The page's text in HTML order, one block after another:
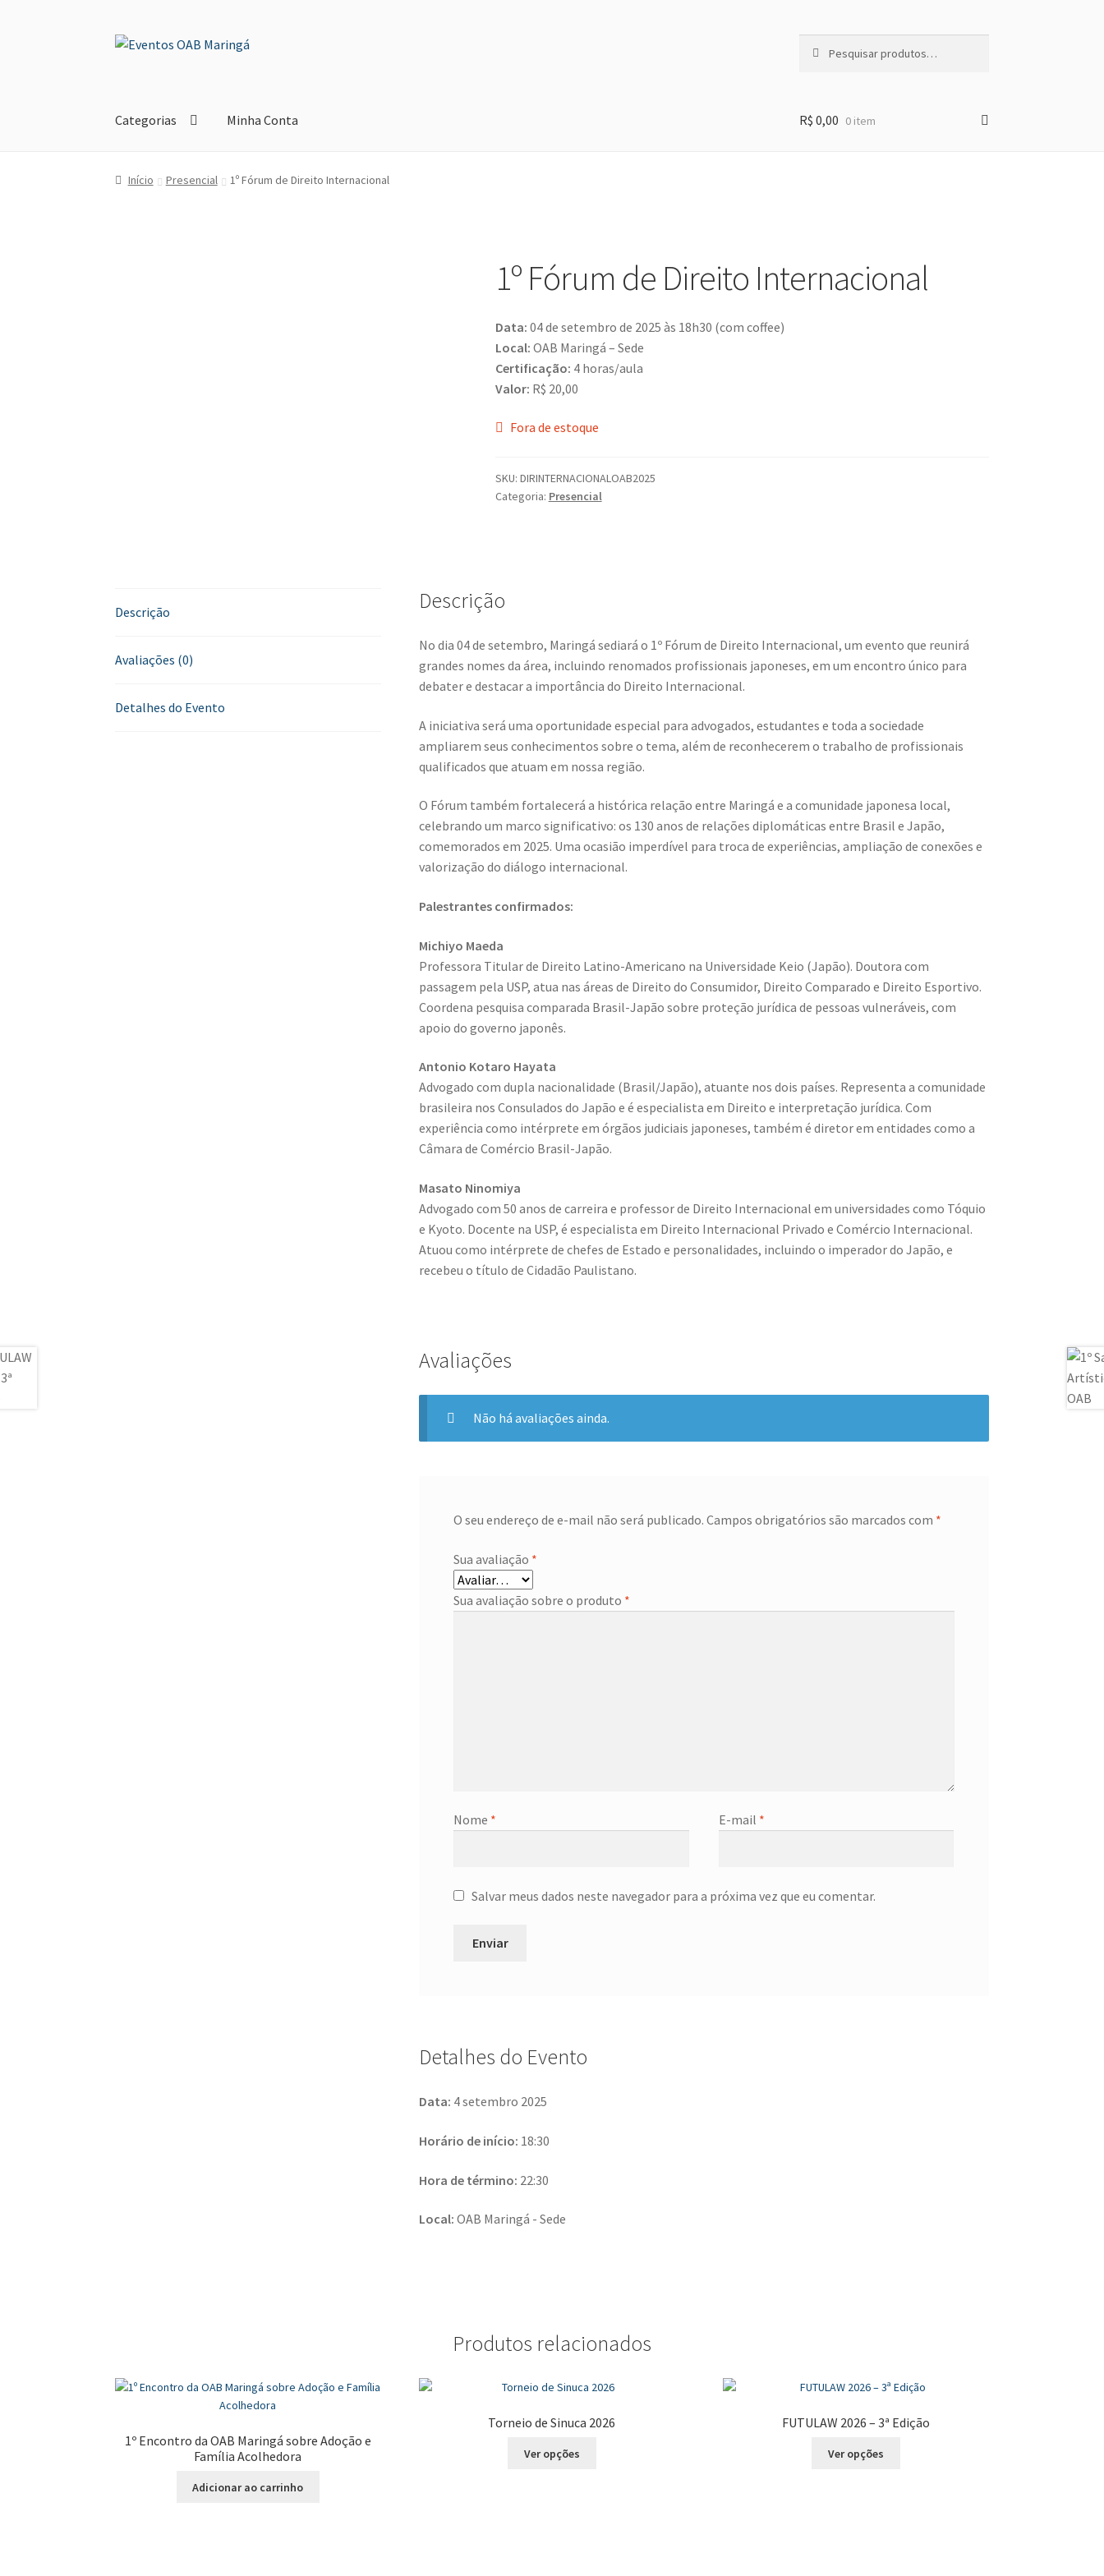
Pular
Pular
por:
Categorias Minha Conta R$ 0,00 0 item
Início Presencial 1º Fórum de Direito Internacional
1º Fórum de Direito Internacional
Data: 04 de setembro de 2025 às 18h30 (com coffee)
Local: OAB Maringá – Sede
Certificação: 4 horas/aula
Valor: R$ 20,00
Fora de estoque
SKU: DIRINTERNACIONALOAB2025
Categoria: Presencial
Descrição
Avaliações (0)
Detalhes do Evento
Descrição
No dia 04 de setembro, Maringá sediará o 1º Fórum de Direito Internacional, um evento que reunirá
grandes nomes da área, incluindo renomados profissionais japoneses, em um encontro único para
debater e destacar a importância do Direito Internacional.
A iniciativa será uma oportunidade especial para advogados, estudantes e toda a sociedade
ampliarem seus conhecimentos sobre o tema, além de reconhecerem o trabalho de profissionais
qualificados que atuam em nossa região.
O Fórum também fortalecerá a histórica relação entre Maringá e a comunidade japonesa local,
celebrando um marco significativo: os 130 anos de relações diplomáticas entre Brasil e Japão,
comemorados em 2025. Uma ocasião imperdível para troca de experiências, ampliação de conexões e
valorização do diálogo internacional.
Palestrantes confirmados:
Michiyo Maeda
Professora Titular de Direito Latino-Americano na Universidade Keio (Japão). Doutora com
passagem pela USP, atua nas áreas de Direito do Consumidor, Direito Comparado e Direito Esportivo.
Coordena pesquisa comparada Brasil-Japão sobre proteção jurídica de pessoas vulneráveis, com
apoio do governo japonês.
Antonio Kotaro Hayata
Advogado com dupla nacionalidade (Brasil/Japão), atuante nos dois países. Representa a comunidade
brasileira nos Consulados do Japão e é especialista em Direito e interpretação jurídica. Com
experiência como intérprete em órgãos judiciais japoneses, também é diretor em entidades como a
Câmara de Comércio Brasil-Japão.
Masato Ninomiya
Advogado com 50 anos de carreira e professor de Direito Internacional em universidades como Tóquio
e Kyoto. Docente na USP, é especialista em Direito Internacional Privado e Comércio Internacional.
Atuou como intérprete de chefes de Estado e personalidades, incluindo o imperador do Japão, e
recebeu o título de Cidadão Paulistano.
Avaliações
Não há avaliações ainda.
O seu endereço de e-mail não será publicado. Campos obrigatórios são marcados com *
Sua avaliação *
Sua avaliação sobre o produto *
Nome * E-mail *
Salvar meus dados neste navegador para a próxima vez que eu comentar.
Detalhes do Evento
Data: 4 setembro 2025
Horário de início: 18:30
Hora de término: 22:30
Local:OAB Maringá - Sede
Produtos relacionados
1º Encontro da OAB Maringá sobre Adoção e
Família Acolhedora
Adicionar ao carrinho
Torneio de Sinuca 2026
Ver opções
FUTULAW 2026 – 3ª Edição
Ver opções